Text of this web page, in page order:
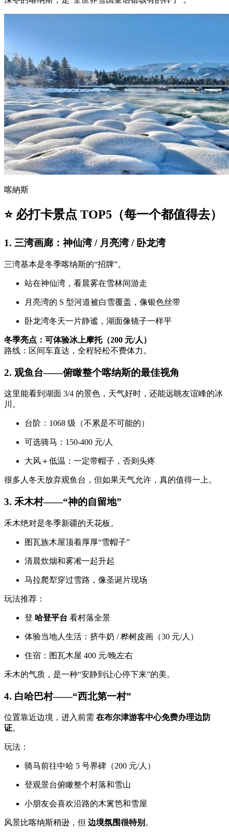
喀納斯
⭐ 必打卡景点 TOP5（每一个都值得去）
1. 三湾画廊：神仙湾 / 月亮湾 / 卧龙湾
三湾基本是冬季喀纳斯的“招牌”。
站在神仙湾，看晨雾在雪林间游走
月亮湾的 S 型河道被白雪覆盖，像银色丝带
卧龙湾冬天一片静谧，湖面像镜子一样平
冬季亮点：可体验冰上摩托（200 元/人）
路线：区间车直达，全程轻松不费体力。
2. 观鱼台——俯瞰整个喀纳斯的最佳视角
这里能看到湖面 3/4 的景色，天气好时，还能远眺友谊峰的冰
川。
台阶：1068 级（不累是不可能的）
可选骑马：150-400 元/人
大风＋低温：一定带帽子，否则头疼
很多人冬天放弃观鱼台，但如果天气允许，真的值得一上。
3. 禾木村——“神的自留地”
禾木绝对是冬季新疆的天花板。
图瓦族木屋顶着厚厚“雪帽子”
清晨炊烟和雾凇一起升起
马拉爬犁穿过雪路，像圣诞片现场
玩法推荐：
登 哈登平台 看村落全景
体验当地人生活：挤牛奶 / 桦树皮画（30 元/人）
住宿：图瓦木屋 400 元/晚左右
禾木的气质，是一种“安静到让心停下来”的美。
4. 白哈巴村——“西北第一村”
位置靠近边境，进入前需 在布尔津游客中心免费办理边防
证。
玩法：
骑马前往中哈 5 号界碑（200 元/人）
登观景台俯瞰整个村落和雪山
小朋友会喜欢沿路的木篱笆和雪屋
风景比喀纳斯稍逊，但 边境氛围很特别 。